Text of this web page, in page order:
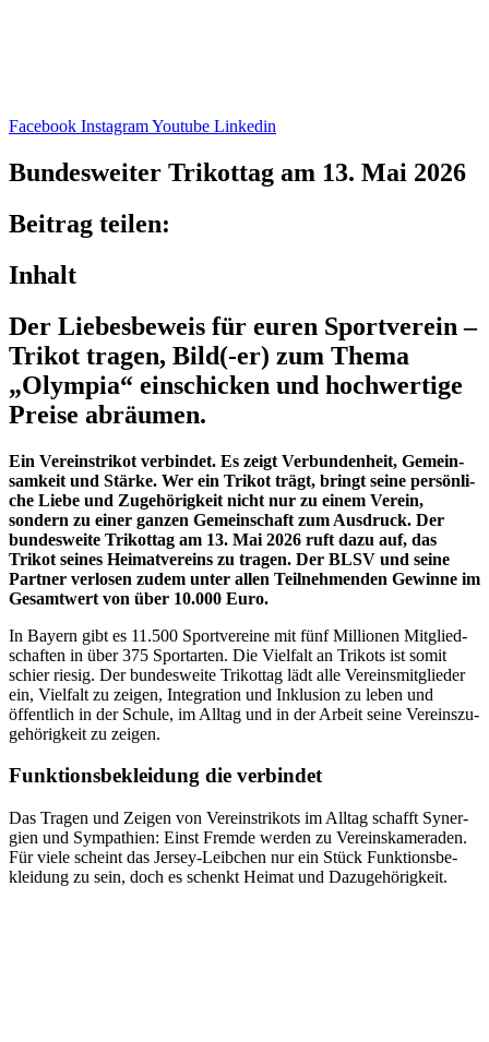
Facebook InstagramYoutube Linkedin
Bundes­wei­ter Trikot­tag am 13. Mai 2026
Beitrag teilen:
Inhalt
Der Liebes­be­weis für euren Sport­ver­ein –
Trikot tragen, Bild(-er) zum Thema
„Olym­pia“ einschi­cken und hoch­wer­tige
Preise abräumen.
Ein Vereins­tri­kot verbin­det. Es zeigt Verbun­den­heit, Gemein­
sam­keit und Stärke. Wer ein Trikot trägt, bringt seine persön­li­
che Liebe und Zuge­hö­rig­keit nicht nur zu einem Verein,
sondern zu einer ganzen Gemein­schaft zum Ausdruck. Der
bundes­weite Trikot­tag am 13. Mai 2026 ruft dazu auf, das
Trikot seines Heimat­ver­eins zu tragen. Der BLSV und seine
Part­ner verlo­sen zudem unter allen Teil­neh­men­den Gewinne im
Gesamt­wert von über 10.000 Euro.
In Bayern gibt es 11.500 Sport­ver­eine mit fünf Millio­nen Mitglied­
schaf­ten in über 375 Sport­ar­ten. Die Viel­falt an Trikots ist somit
schier riesig. Der bundes­weite Trikot­tag lädt alle Vereins­mit­glie­der
ein, Viel­falt zu zeigen, Inte­gra­tion und Inklu­sion zu leben und
öffent­lich in der Schule, im Alltag und in der Arbeit seine Vereins­zu­
ge­hö­rig­keit zu zeigen.
Funk­ti­ons­be­klei­dung die verbindet
Das Tragen und Zeigen von Vereins­tri­kots im Alltag schafft Syner­
gien und Sympa­thien: Einst Fremde werden zu Vereins­ka­me­ra­den.
Für viele scheint das Jersey-Leib­chen nur ein Stück Funk­ti­ons­be­
klei­dung zu sein, doch es schenkt Heimat und Dazugehörigkeit.